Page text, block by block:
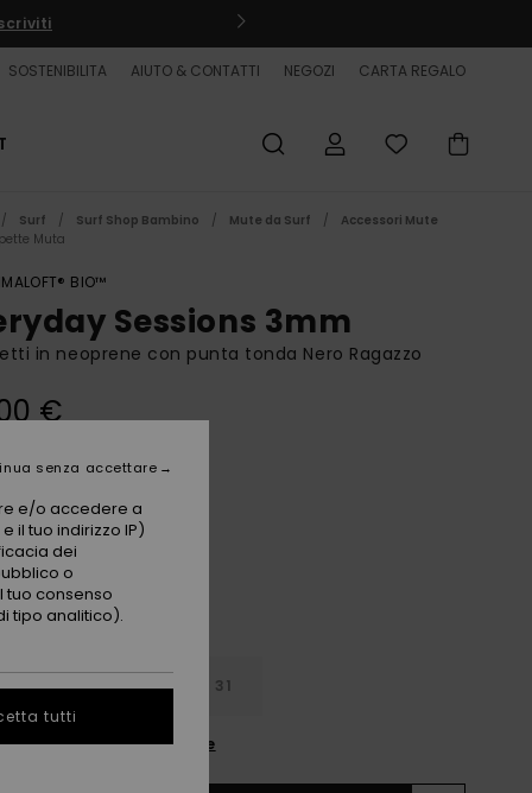
SOSTENIBILITA AIUTO & CONTATTI NEGOZI CARTA REGALO
Surf Surf Shop Bambino Mute da Surf
Accessori Mute
Muta
BIO™
Sessions 3mm
in neoprene con punta tonda Nero Ragazzo
€
33.5 35 31
la guida alle taglie
e/o accedere a
il tuo indirizzo IP)
dei
o
tuo consenso
tipo analitico).
senza accettare
tutti